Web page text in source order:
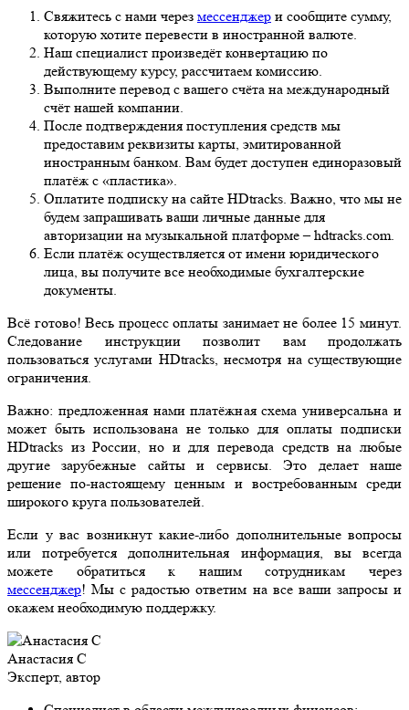
Свяжитесь с нами через мессенджер и сообщите сумму,
которую хотите перевести в иностранной валюте.
Наш специалист произведёт конвертацию по
действующему курсу, рассчитаем комиссию.
Выполните перевод с вашего счёта на международный
счёт нашей компании.
После подтверждения поступления средств мы
предоставим реквизиты карты, эмитированной
иностранным банком. Вам будет доступен единоразовый
платёж с «пластика».
Оплатите подписку на сайте HDtracks. Важно, что мы не
будем запрашивать ваши личные данные для
авторизации на музыкальной платформе – hdtracks.com.
Если платёж осуществляется от имени юридического
лица, вы получите все необходимые бухгалтерские
документы.
Всё готово! Весь процесс оплаты занимает не более 15 минут.
Следование инструкции позволит вам продолжать
пользоваться услугами HDtracks, несмотря на существующие
ограничения.
Важно: предложенная нами платёжная схема универсальна и
может быть использована не только для оплаты подписки
HDtracks из России, но и для перевода средств на любые
другие зарубежные сайты и сервисы. Это делает наше
решение по-настоящему ценным и востребованным среди
широкого круга пользователей.
Если у вас возникнут какие-либо дополнительные вопросы
или потребуется дополнительная информация, вы всегда
можете обратиться к нашим сотрудникам через
мессенджер! Мы с радостью ответим на все ваши запросы и
окажем необходимую поддержку.
Анастасия С
Эксперт, автор